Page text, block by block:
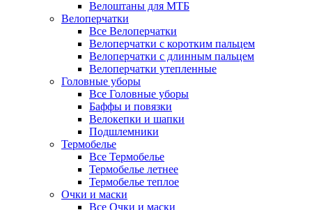
Велоштаны для МТБ
Велоперчатки
Все Велоперчатки
Велоперчатки с коротким пальцем
Велоперчатки с длинным пальцем
Велоперчатки утепленные
Головные уборы
Все Головные уборы
Баффы и повязки
Велокепки и шапки
Подшлемники
Термобелье
Все Термобелье
Термобелье летнее
Термобелье теплое
Очки и маски
Все Очки и маски